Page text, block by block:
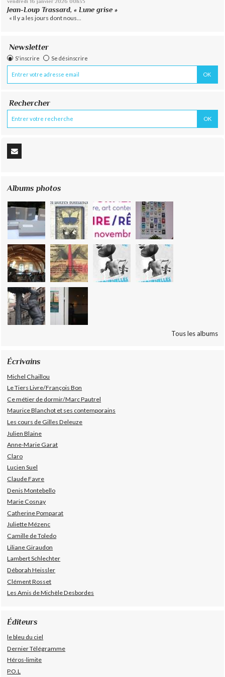
Jean-Loup Trassard, « Lune grise »
« Il y a les jours dont nous...
Newsletter
S'inscrire Se désinscrire
Rechercher
Albums photos
Tous les albums
Écrivains
Michel Chaillou
Le Tiers Livre/François Bon
Ce métier de dormir/Marc Pautrel
Maurice Blanchot et ses contemporains
Les cours de Gilles Deleuze
Julien Blaine
Anne-Marie Garat
Claro
Lucien Suel
Claude Favre
Denis Montebello
Marie Cosnay
Catherine Pomparat
Juliette Mézenc
Camille de Toledo
Liliane Giraudon
Lambert Schlechter
Déborah Heissler
Clément Rosset
Les Amis de Michèle Desbordes
Éditeurs
le bleu du ciel
Dernier Télégramme
Héros-limite
P.O.L